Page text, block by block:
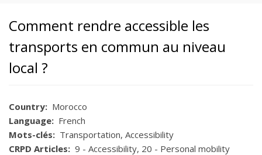
Comment rendre accessible les
transports en commun au niveau
local ?
Country
Morocco
Language
French
Mots-clés
Transportation Accessibility
CRPD Articles
9 - Accessibility 20 - Personal mobility